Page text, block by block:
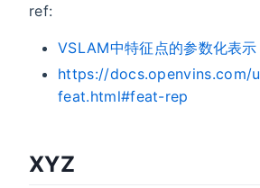
ref:
VSLAM中特征点的参数化表示
https://docs.openvins.com/
feat.html#feat-rep
XYZ